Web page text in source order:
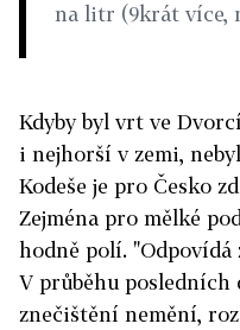
na litr (9krát více,
Kdyby byl vrt ve
i nejhorší v zemi,
Kodeše je pro Česko
Zejména pro mělké
hodně polí. "Odpovídá
V průběhu
znečištění nemění,